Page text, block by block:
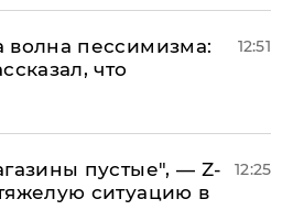
волна пессимизма:
что
12:51
пустые", — Z-
ситуацию в
12:25